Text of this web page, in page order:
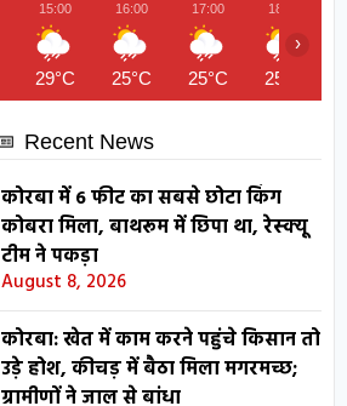
15:00
29°C
16:00
25°C
17:00
25°C
18:00
25°C
›
Recent News
कोरबा में 6 फीट का सबसे छोटा किंग
कोबरा मिला, बाथरूम में छिपा था, रेस्क्यू
टीम ने पकड़ा
August 8, 2026
कोरबा: खेत में काम करने पहुंचे किसान तो
उड़े होश, कीचड़ में बैठा मिला मगरमच्छ;
ग्रामीणों ने जाल से बांधा